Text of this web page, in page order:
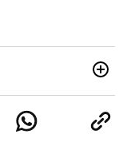
triennale in
in Economia